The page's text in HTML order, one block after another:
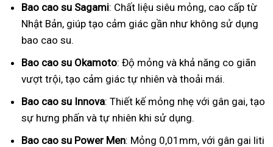
Bao cao su Sagami: Chất liệu siêu mỏng, cao cấp từ
Nhật Bản, giúp tạo cảm giác gần như không sử dụng
bao cao su.
Bao cao su Okamoto: Độ mỏng và khả năng co giãn
vượt trội, tạo cảm giác tự nhiên và thoải mái.
Bao cao su Innova: Thiết kế mỏng nhẹ với gân gai, tạo
sự hưng phấn và tự nhiên khi sử dụng.
Bao cao su Power Men: Mỏng 0,01mm, với gân gai liti